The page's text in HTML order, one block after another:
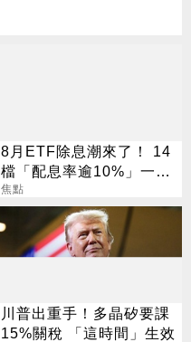
8月ETF除息潮來了！ 14
檔「配息率逾10%」一次
看
焦點
川普出重手！多晶矽要課
15%關稅 「這時間」生效